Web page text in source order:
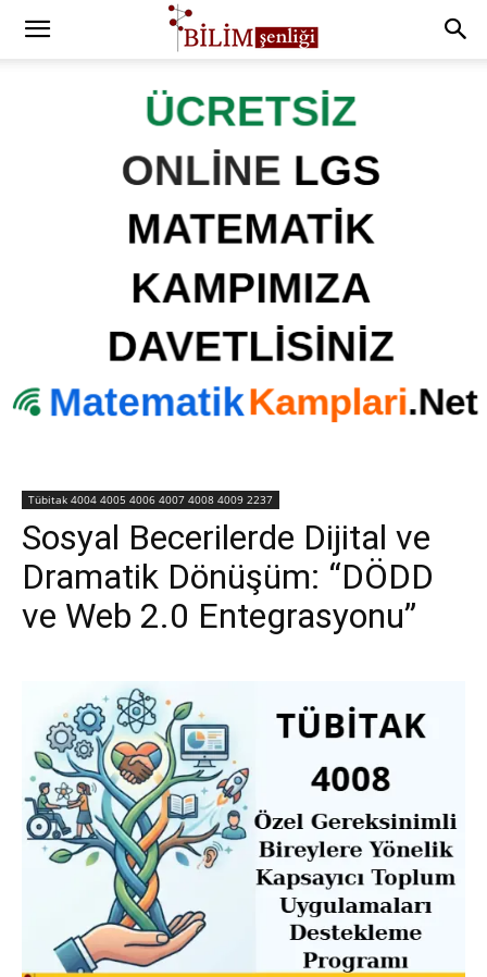
Tübitak 4004 4005 4006 4007 4008 4009 2237
Sosyal Becerilerde Dijital ve
Dramatik Dönüşüm: “DÖDD
ve Web 2.0 Entegrasyonu”